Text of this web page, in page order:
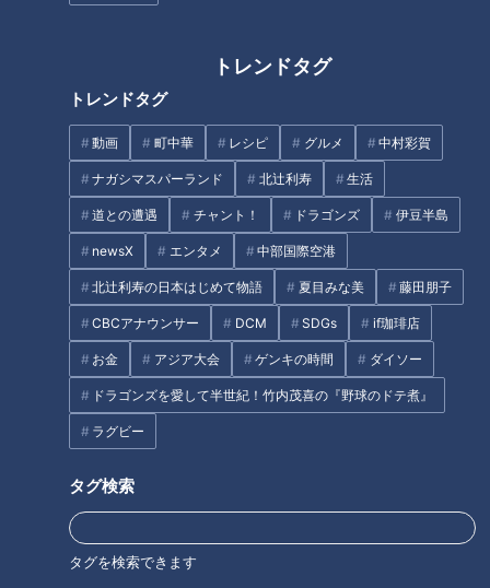
トレンドタグ
トレンドタグ
動画 町中華 レシピ グルメ 中村彩賀
ナガシマスパーランド 北辻利寿 生活
道との遭遇 チャント！ ドラゴンズ 伊豆半島
newsX エンタメ 中部国際空港
北辻利寿の日本はじめて物語 夏目みな美 藤田朋子
CBCアナウンサー DCM SDGs if珈琲店
お金 アジア大会 ゲンキの時間 ダイソー
ドラゴンズを愛して半世紀！竹内茂喜の『野球のドテ煮』
ラグビー
タグ検索
タグを検索できます
今回は新潟県・長岡市にやってまいりました！
そんな長岡市でレッツ発掘！
長岡市にお住まいの男性からリサーチします。
男性：かかっているソースが洋風で、それがまた絶妙に美味し
「洋風カツ丼」
平松くん：カツ丼で洋風！？
「洋風カツ丼」が食べられる『レストラン ナカタ』さんへ。